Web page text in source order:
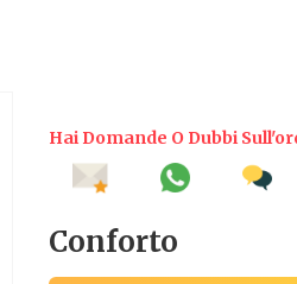
Hai Domande O Dubbi
Conforto